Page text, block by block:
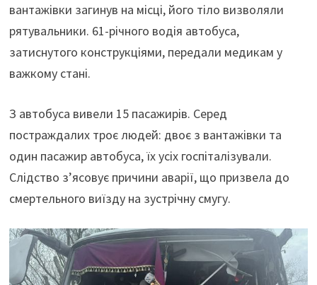
вантажівки загинув на місці, його тіло визволяли
рятувальники. 61-річного водія автобуса,
затиснутого конструкціями, передали медикам у
важкому стані.
З автобуса вивели 15 пасажирів. Серед
постраждалих троє людей: двоє з вантажівки та
один пасажир автобуса, їх усіх госпіталізували.
Слідство з’ясовує причини аварії, що призвела до
смертельного виїзду на зустрічну смугу.